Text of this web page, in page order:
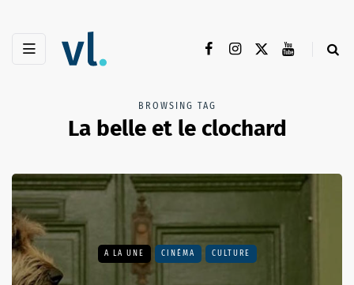
BROWSING TAG
La belle et le clochard
A LA UNE CINÉMA CULTURE